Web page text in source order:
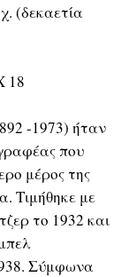
(δεκαετία
18
-1973) ήταν
που
μέρος της
Τιμήθηκε με
το 1932 και
Σύμφωνα